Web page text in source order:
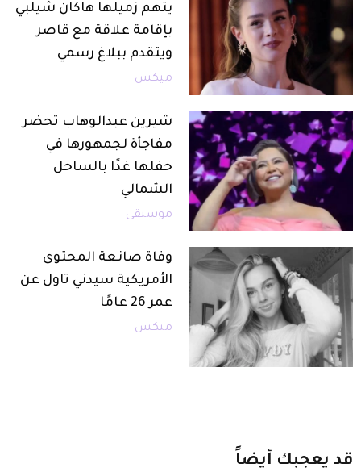
يتهم زميلها هاكان شيلبي
بإقامة علاقة مع قاصر
ويتقدم ببلاغ رسمي
ميكس
شيرين عبدالوهاب تحضر
مفاجأة لجمهورها في
حفلها غدًا بالساحل
الشمالي
موسيقى
وفاة صانعة المحتوى
الأمريكية سيدني تاول عن
عمر 26 عامًا
ميكس
قد يعجبك أيضاً